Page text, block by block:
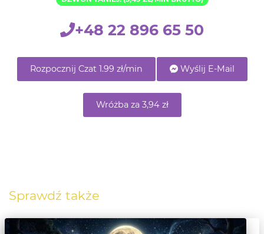
+48 22 896 65 50
Rozpocznij Czat 1.99 zł/min Wyślij E-Mail
Wróżba za 3,94 zł
Sprawdź także